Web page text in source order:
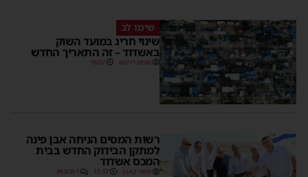
שימו לב
שינוי חריג במועד השוק
באשדוד – זה התאריך החדש
מנחם דויטש 16:07
רשות המסים הניחה אבן פינה
למתקן הבידוק החדש בבית
המכס אשדוד
משה קאהן 15:37 1 תגובות